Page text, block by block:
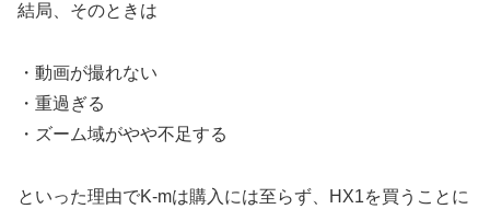
結局、そのときは
・動画が撮れない
・重過ぎる
・ズーム域がやや不足する
といった理由でK-mは購入には至らず、HX1を買うことに